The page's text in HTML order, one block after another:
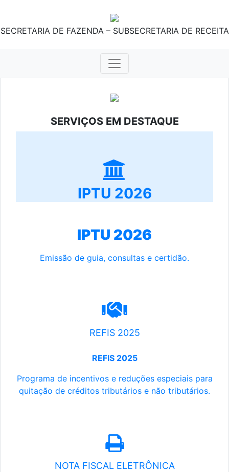
SECRETARIA DE FAZENDA – SUBSECRETARIA DE RECEITA
SERVIÇOS EM DESTAQUE
IPTU 2026
IPTU 2026
Emissão de guia, consultas e certidão.
REFIS 2025
REFIS 2025
Programa de incentivos e reduções especiais para
quitação de créditos tributários e não tributários.
NOTA FISCAL ELETRÔNICA